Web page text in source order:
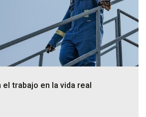
trabajo en la vida real